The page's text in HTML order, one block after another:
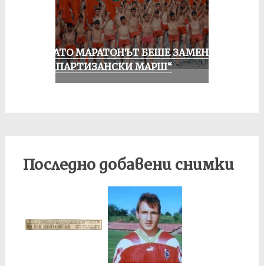
КОГАТО МАРАТОНЪТ БЕШЕ ЗАМЕНЕН
ОТ „ПАРТИЗАНСКИ МАРШ“
Последно добавени снимки